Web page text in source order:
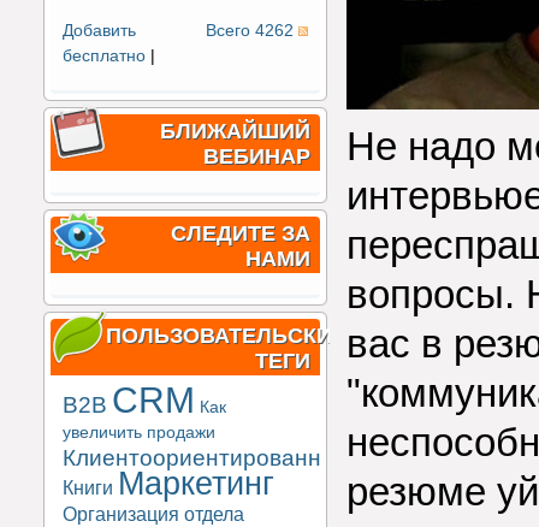
Всего 4262
Добавить
бесплатно
БЛИЖАЙШИЙ
ВЕБИНАР
СЛЕДИТЕ ЗА
НАМИ
ПОЛЬЗОВАТЕЛЬСКИЕ
ТЕГИ
B2B CRM Как
увеличить продажи
Клиентоориентированность
Книги Маркетинг
Организация отдела
Не надо
вопросы.
вас в
резюме